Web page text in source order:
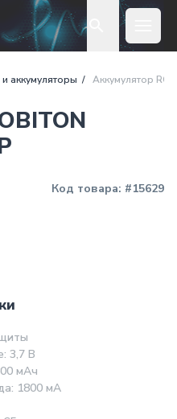
аккумуляторы Аккумулятор
Код товара: #15629
3,7 В
мАч
1800 мА